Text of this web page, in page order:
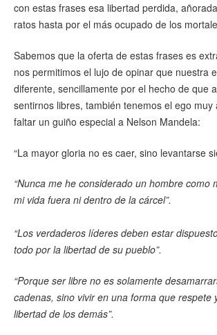
con estas frases esa libertad perdida,
ratos hasta por el más ocupado de los
Sabemos que la oferta de estas frases es
nos permitimos el lujo de opinar que nuestra
diferente, sencillamente por el hecho de que
sentirnos libres, también tenemos el ego muy
faltar un guiño especial a Nelson Mandela:
“La mayor gloria no es caer, sino levantarse
“Nunca me he considerado un hombre como
mi vida fuera ni dentro de la cárcel”.
“Los verdaderos líderes deben estar
todo por la libertad de su pueblo”.
“Porque ser libre no es solamente
cadenas, sino vivir en una forma que respete
libertad de los demás”.